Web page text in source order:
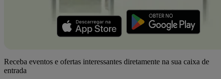
Receba eventos e ofertas interessantes diretamente na sua caixa de
entrada